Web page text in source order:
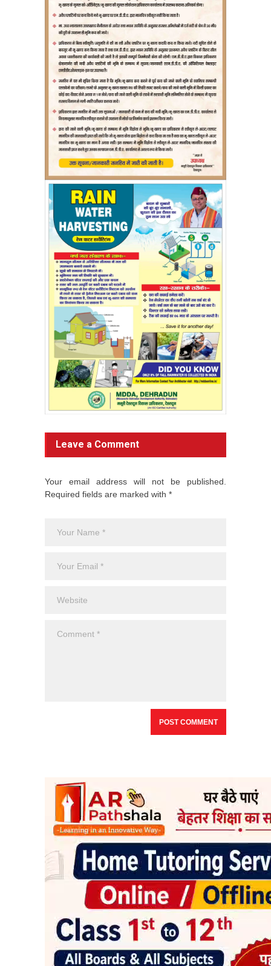
Leave a Comment
Your email address will not be published.
Required fields are marked with *